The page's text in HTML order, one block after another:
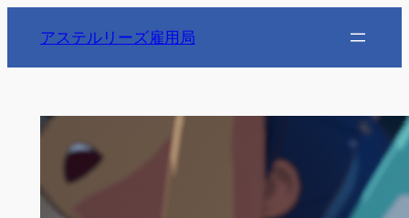
を
アステルリーズ雇用局